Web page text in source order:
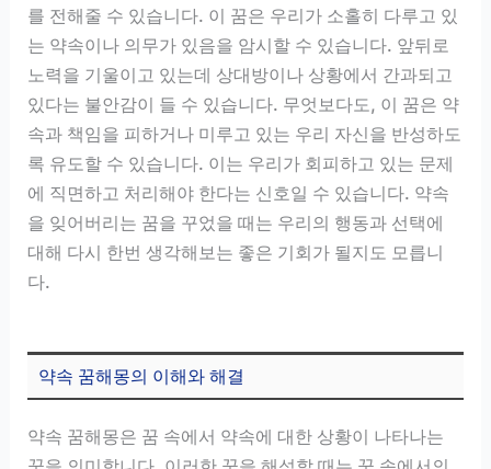
를 전해줄 수 있습니다. 이 꿈은 우리가 소홀히 다루고 있
는 약속이나 의무가 있음을 암시할 수 있습니다. 앞뒤로
노력을 기울이고 있는데 상대방이나 상황에서 간과되고
있다는 불안감이 들 수 있습니다. 무엇보다도, 이 꿈은 약
속과 책임을 피하거나 미루고 있는 우리 자신을 반성하도
록 유도할 수 있습니다. 이는 우리가 회피하고 있는 문제
에 직면하고 처리해야 한다는 신호일 수 있습니다. 약속
을 잊어버리는 꿈을 꾸었을 때는 우리의 행동과 선택에
대해 다시 한번 생각해보는 좋은 기회가 될지도 모릅니
다.
약속 꿈해몽의 이해와 해결
약속 꿈해몽은 꿈 속에서 약속에 대한 상황이 나타나는